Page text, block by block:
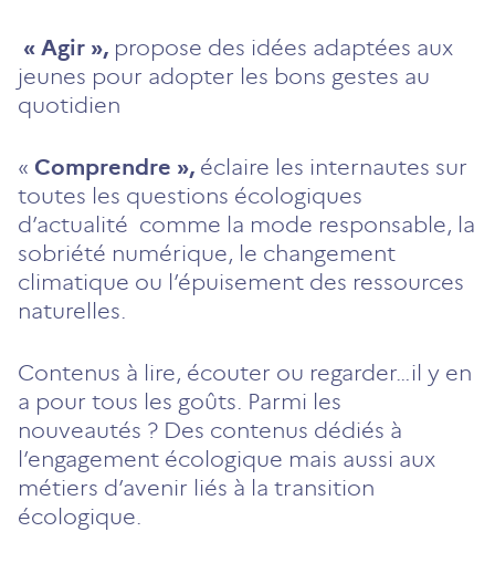
« Agir », propose des idées adaptées aux
jeunes pour adopter les bons gestes au
quotidien
« Comprendre », éclaire les internautes sur
toutes les questions écologiques
d’actualité comme la mode responsable, la
sobriété numérique, le changement
climatique ou l’épuisement des ressources
naturelles.
Contenus à lire, écouter ou regarder…il y en
a pour tous les goûts. Parmi les
nouveautés ? Des contenus dédiés à
l’engagement écologique mais aussi aux
métiers d’avenir liés à la transition
écologique.